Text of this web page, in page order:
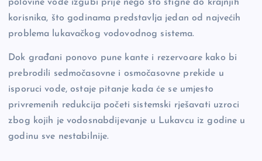
polovine vode izgubi prije nego što stigne do krajnjih
korisnika, što godinama predstavlja jedan od najvećih
problema lukavačkog vodovodnog sistema.
Dok građani ponovo pune kante i rezervoare kako bi
prebrodili sedmočasovne i osmočasovne prekide u
isporuci vode, ostaje pitanje kada će se umjesto
privremenih redukcija početi sistemski rješavati uzroci
zbog kojih je vodosnabdijevanje u Lukavcu iz godine u
godinu sve nestabilnije.